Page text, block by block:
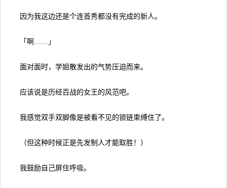
因为我这边还是个连首秀都没有完成的新人。
「啊……」
面对面时，学姐散发出的气势压迫而来。
应该说是历经百战的女王的风范吧。
我感觉双手双脚像是被看不见的锁链束缚住了。
（但这种时候正是先发制人才能取胜！）
我鼓励自己屏住呼吸。